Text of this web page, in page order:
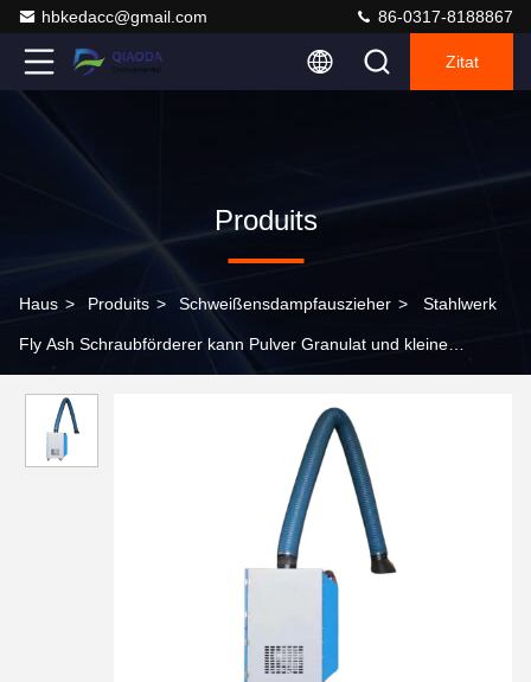
hbkedacc@gmail.com 86-0317-8188867
Zitat
Produits
Haus > Produits > Schweißensdampfauszieher > Stahlwerk
Fly Ash Schraubförderer kann Pulver Granulat und kleine